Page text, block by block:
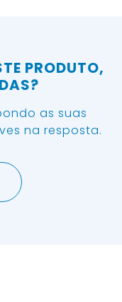
PRODUTO,
as suas
na resposta.